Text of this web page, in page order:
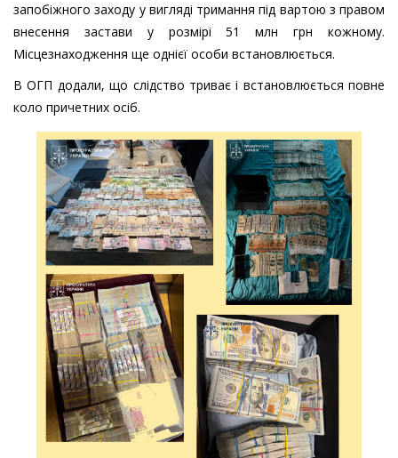
запобіжного заходу у вигляді тримання під вартою з правом
внесення застави у розмірі 51 млн грн кожному.
Місцезнаходження ще однієї особи встановлюється.
В ОГП додали, що слідство триває і встановлюється повне
коло причетних осіб.